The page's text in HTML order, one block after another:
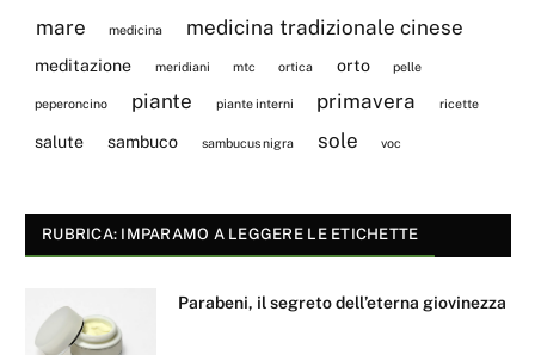
mare medicina medicina tradizionale cinese
meditazione meridiani mtc ortica orto pelle
peperoncino piante piante interni primavera ricette
salute sambuco sambucus nigra sole voc
RUBRICA: IMPARAMO A LEGGERE LE ETICHETTE
Parabeni, il segreto dell’eterna giovinezza